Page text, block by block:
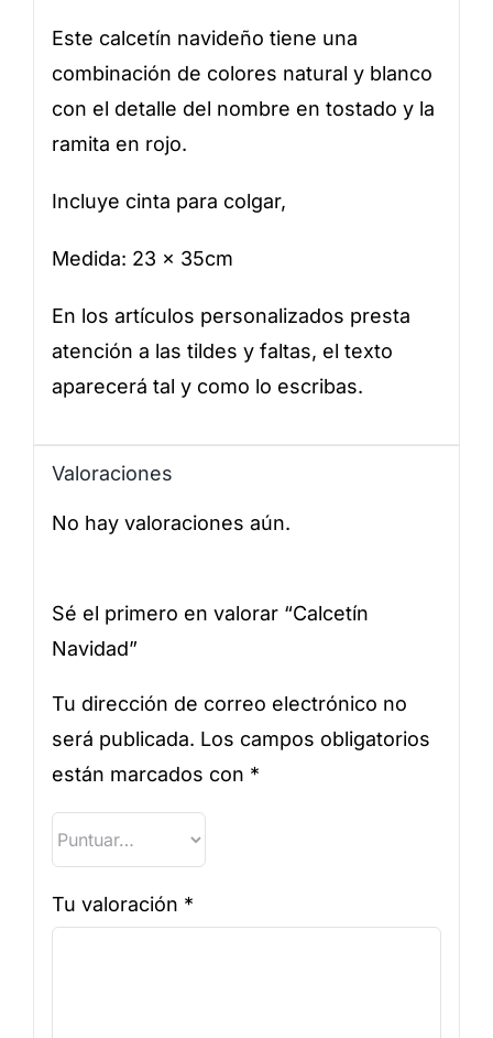
Este calcetín navideño tiene una
combinación de colores natural y blanco
con el detalle del nombre en tostado y la
ramita en rojo.
Incluye cinta para colgar,
Medida: 23 x 35cm
En los artículos personalizados presta
atención a las tildes y faltas, el texto
aparecerá tal y como lo escribas.
Valoraciones
No hay valoraciones aún.
Sé el primero en valorar “Calcetín
Navidad”
Tu dirección de correo electrónico no
será publicada. Los campos obligatorios
están marcados con *
Tu valoración *